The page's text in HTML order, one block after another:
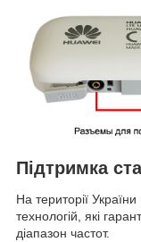
Підтримка
На території
технологій, які
діапазон частот.